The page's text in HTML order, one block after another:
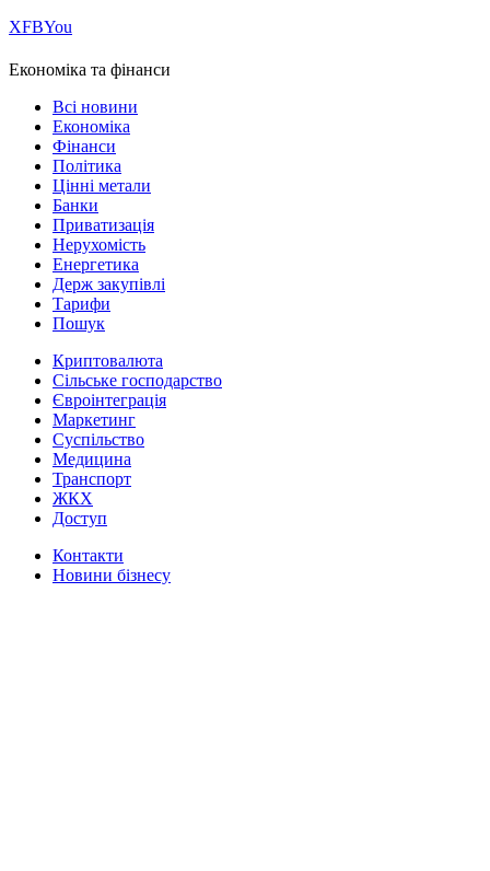
ХFBYou
Економіка та фінанси
Всі новини
Економіка
Фінанси
Політика
Цінні метали
Банки
Приватизація
Нерухомість
Енергетика
Держ закупівлі
Тарифи
Пошук
Криптовалюта
Сільське господарство
Євроінтеграція
Маркетинг
Суспільство
Медицина
Транспорт
ЖКХ
Доступ
Контакти
Новини бізнесу